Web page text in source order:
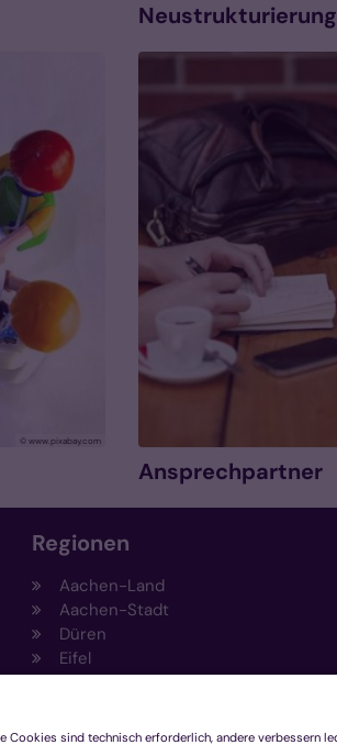
Neustrukturierung
© www.pixabay.com
Ansprechpartner
Regionen
Aachen-Land
Aachen-Stadt
Düren
Eifel
Krefeld